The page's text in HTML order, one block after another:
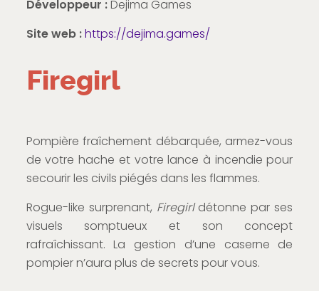
Développeur :Dejima Games
Site web :https://dejima.games/
Firegirl
Pompière fraîchement débarquée, armez-vous
de votre hache et votre lance à incendie pour
secourir les civils piégés dans les flammes.
Rogue-like surprenant, Firegirldétonne par ses
visuels somptueux et son concept
rafraîchissant. La gestion d’une caserne de
pompier n’aura plus de secrets pour vous.